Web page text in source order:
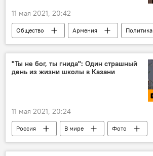
11 мая 2021, 20:42
Общество Армения
Политика
Пашинян Никол
Новости Армения
суд
"Ты не бог, ты гнида": Один страшный
день из жизни школы в Казани
11 мая 2021, 20:24
Россия В мире
Фото
Мультимедиа
Казань
школа